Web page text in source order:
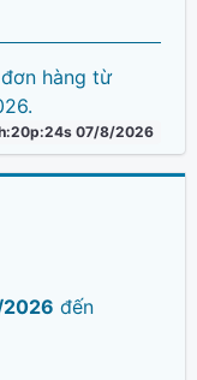
hàng từ
07/8/2026
đến